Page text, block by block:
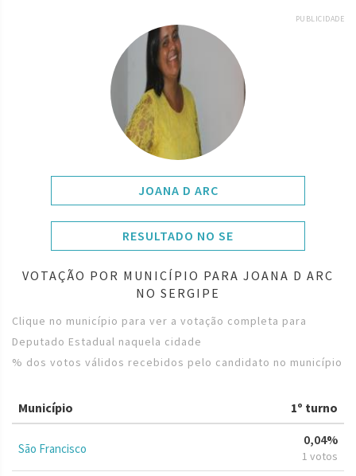
PUBLICIDADE
JOANA D ARC
RESULTADO NO SE
VOTAÇÃO POR MUNICÍPIO PARA JOANA D ARC
NO SERGIPE
Clique no município para ver a votação completa para
Deputado Estadual naquela cidade
% dos votos válidos recebidos pelo candidato no município
Município 1º turno
São Francisco
0,04%
1 votos